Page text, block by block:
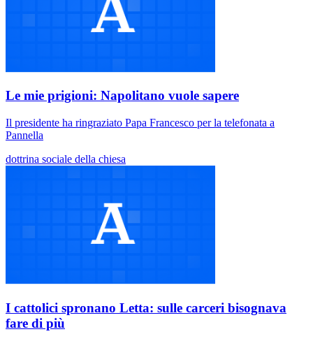
Le mie prigioni: Napolitano vuole sapere
Il presidente ha ringraziato Papa Francesco per la telefonata a
Pannella
dottrina sociale della chiesa
I cattolici spronano Letta: sulle carceri bisognava
fare di più